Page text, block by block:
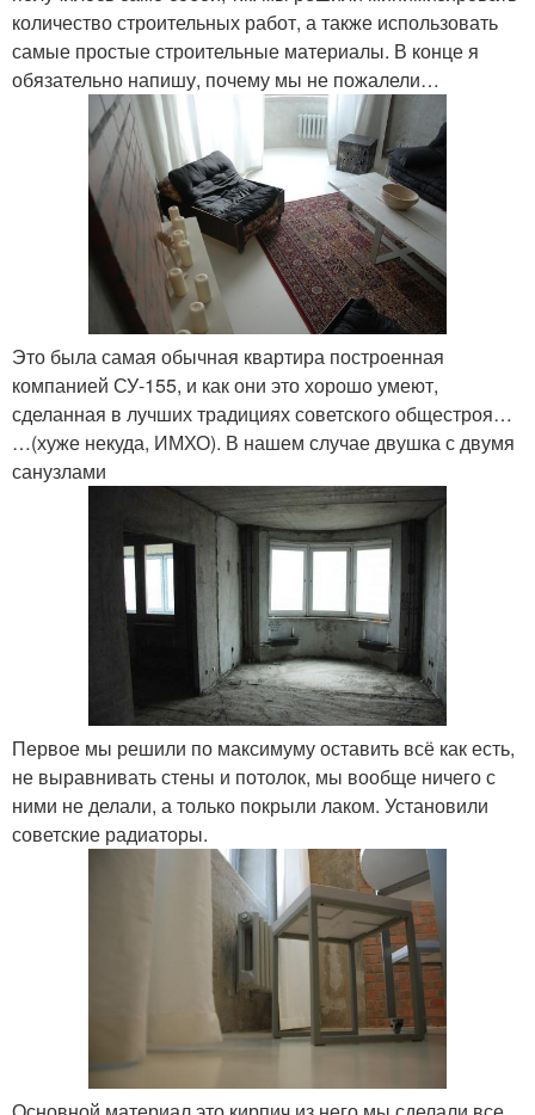
количество строительных работ, а также использовать
самые простые строительные материалы. В конце я
обязательно напишу, почему мы не пожалели…
Это была самая обычная квартира построенная
компанией СУ-155, и как они это хорошо умеют,
сделанная в лучших традициях советского общестроя…
…(хуже некуда, ИМХО). В нашем случае двушка с двумя
санузлами
Первое мы решили по максимуму оставить всё как есть,
не выравнивать стены и потолок, мы вообще ничего с
ними не делали, а только покрыли лаком. Установили
советские радиаторы.